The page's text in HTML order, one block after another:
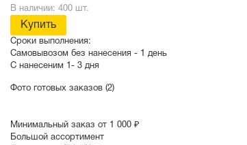
В наличии: 400 шт.
Купить
Сроки выполнения:
Самовывозом без нанесения - 1 день
С нанесеним 1- 3 дня
Фото готовых заказов (2)
Минимальный заказ от 1 000 ₽
Большой ассортимент